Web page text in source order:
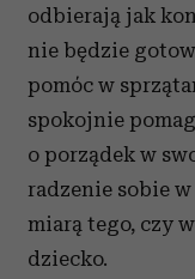
odbierają jak
nie będzie
pomóc w
spokojnie
o porządek w
radzenie sobie
miarą tego, czy
dziecko.